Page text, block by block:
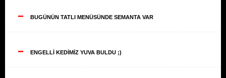
-- BUGÜNÜN TATLI MENÜSÜNDE SEMANTA VAR
-- ENGELLİ KEDİMİZ YUVA BULDU ;)